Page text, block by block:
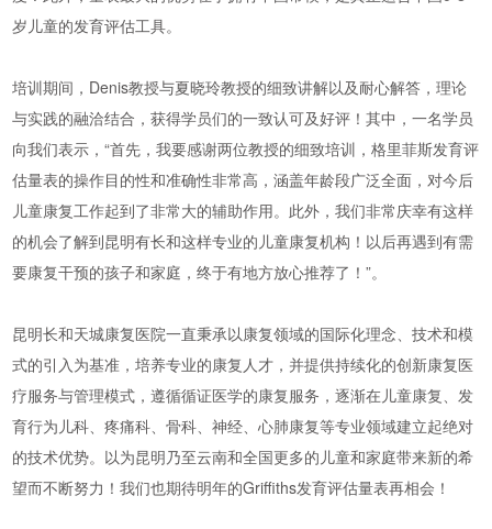
岁儿童的发育评估工具。
培训期间，Denis教授与夏晓玲教授的细致讲解以及耐心解答，理论
与实践的融洽结合，获得学员们的一致认可及好评！其中，一名学员
向我们表示，“首先，我要感谢两位教授的细致培训，格里菲斯发育评
估量表的操作目的性和准确性非常高，涵盖年龄段广泛全面，对今后
儿童康复工作起到了非常大的辅助作用。此外，我们非常庆幸有这样
的机会了解到昆明有长和这样专业的儿童康复机构！以后再遇到有需
要康复干预的孩子和家庭，终于有地方放心推荐了！”。
昆明长和天城康复医院一直秉承以康复领域的国际化理念、技术和模
式的引入为基准，培养专业的康复人才，并提供持续化的创新康复医
疗服务与管理模式，遵循循证医学的康复服务，逐渐在儿童康复、发
育行为儿科、疼痛科、骨科、神经、心肺康复等专业领域建立起绝对
的技术优势。以为昆明乃至云南和全国更多的儿童和家庭带来新的希
望而不断努力！我们也期待明年的Griffiths发育评估量表再相会！